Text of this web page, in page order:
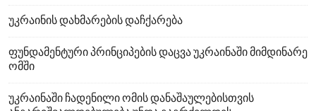
უკრაინის დახმარების დაჩქარება
ფუნდამენტური პრინციპების დაცვა უკრაინაში მიმდინარე
ომში
უკრაინაში ჩადენილი ომის დანაშაულებისთვის